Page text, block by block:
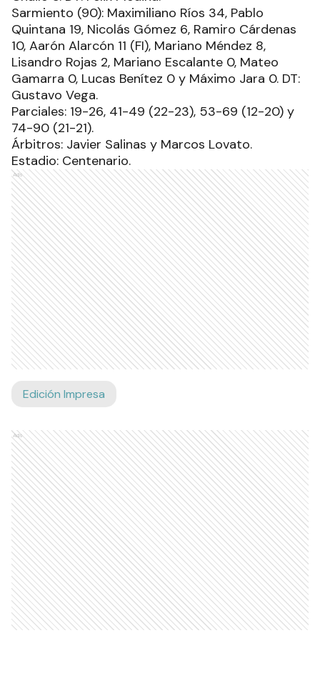
Sarmiento (90): Maximiliano Ríos 34, Pablo
Quintana 19, Nicolás Gómez 6, Ramiro Cárdenas
10, Aarón Alarcón 11 (FI), Mariano Méndez 8,
Lisandro Rojas 2, Mariano Escalante 0, Mateo
Gamarra 0, Lucas Benítez 0 y Máximo Jara 0. DT:
Gustavo Vega.
Parciales: 19-26, 41-49 (22-23), 53-69 (12-20) y
74-90 (21-21).
Árbitros: Javier Salinas y Marcos Lovato.
Estadio: Centenario.
Ads
Edición Impresa
Ads